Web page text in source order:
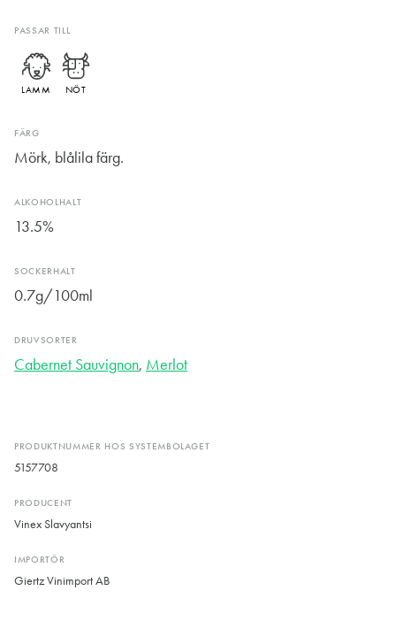
PRODUKTNUMMER HOS SYSTEMBOLAGET
5157708
PRODUCENT
Vinex Slavyantsi
IMPORTÖR
Giertz Vinimport AB
PASSAR TILL
LAMM NÖT
FÄRG
Mörk, blålila färg.
ALKOHOLHALT
13.5%
SOCKERHALT
0.7g/100ml
DRUVSORTER
Cabernet Sauvignon, Merlot